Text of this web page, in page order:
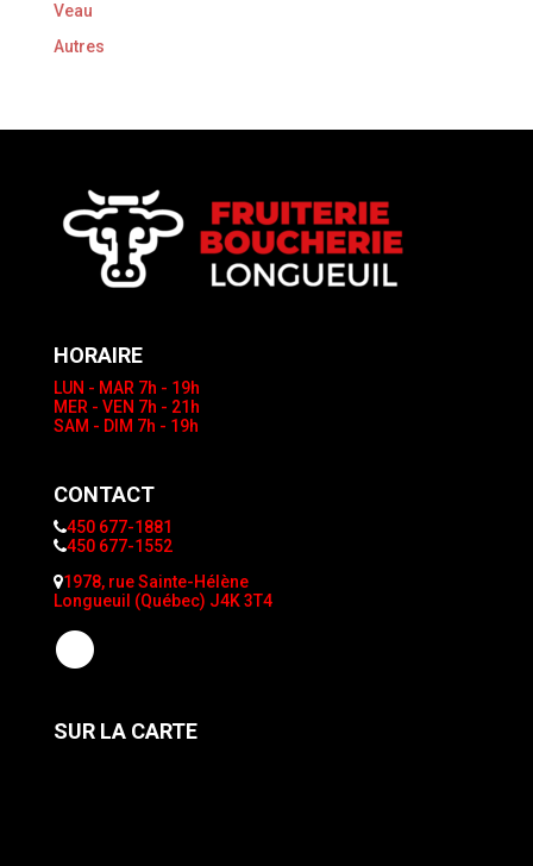
Veau
Autres
HORAIRE
LUN - MAR7h - 19h
MER - VEN 7h - 21h
SAM - DIM 7h - 19h
CONTACT
450 677-1881
450 677-1552
1978, rue Sainte-Hélène
Longueuil (Québec) J4K 3T4
SUR LA CARTE